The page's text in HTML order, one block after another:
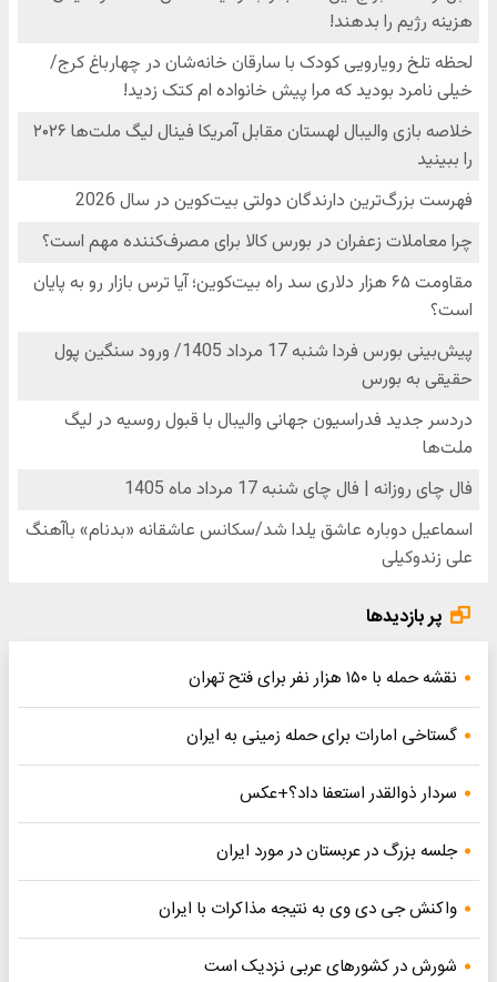
پر بازدیدها
نقشه حمله با ۱۵۰ هزار نفر برای فتح تهران
گستاخی امارات برای حمله زمینی به ایران
سردار ذوالقدر استعفا داد؟+عکس
جلسه بزرگ در عربستان در مورد ایران
واکنش جی دی وی به نتیجه مذاکرات با ایران
شورش در کشورهای عربی نزدیک است